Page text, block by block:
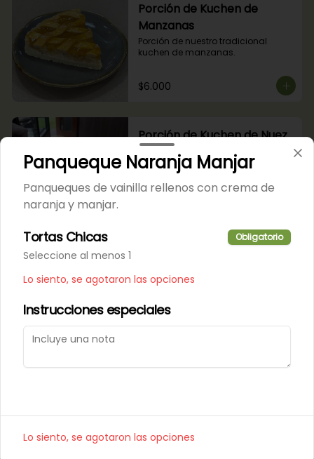
Porción de Kuchen de
Manzanas
Porción de nuestro tradicional
kuchen de manzanas.
$6.000
Porción de Kuchen de Nuez
kuchen de nuez.
Pompadour
manjar, plátano y crema de
vainilla.
Alfajores
Panqueque Naranja Manjar
Panqueques de vainilla rellenos con crema de
naranja y manjar.
Tortas Chicas Obligatorio
Seleccione al menos 1
Lo siento, se agotaron las opciones
Instrucciones especiales
Lo siento, se agotaron las opciones